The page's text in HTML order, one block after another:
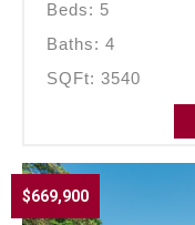
Beds: 5
Baths: 4
SQFt: 3540
$669,900